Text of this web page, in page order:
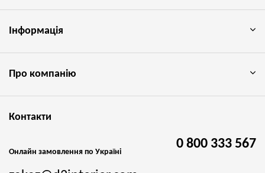
Інформація
Про компанію
Контакти
Онлайн замовлення по Україні
0 800 333 567